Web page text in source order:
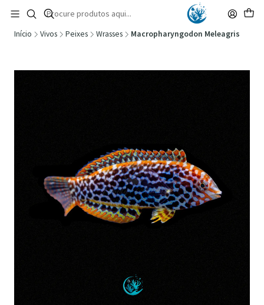
🚚 Portugal Continental: Portes Grátis desde 149,90€ (Envio extresso: 14,90€)
Ler mais
Início Vivos Peixes Wrasses Macropharyngodon Meleagris